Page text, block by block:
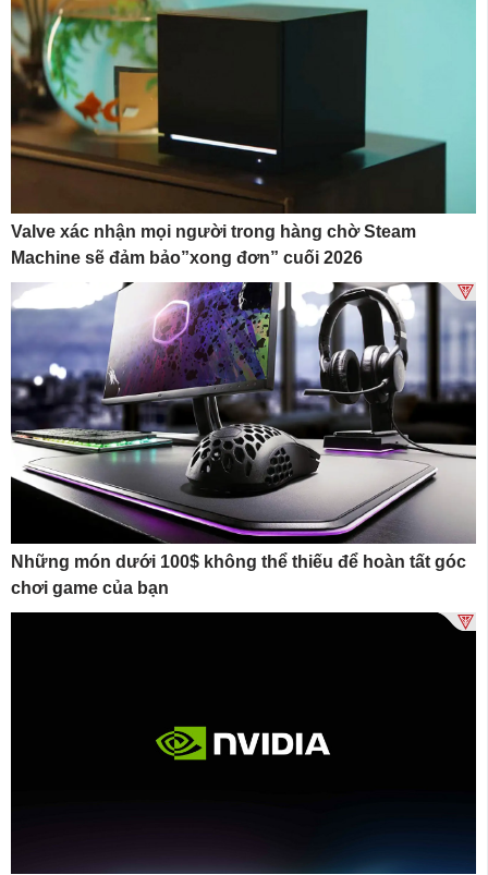
Valve xác nhận mọi người trong hàng chờ Steam
Machine sẽ đảm bảo”xong đơn” cuối 2026
Những món dưới 100$ không thể thiếu để hoàn tất góc
chơi game của bạn